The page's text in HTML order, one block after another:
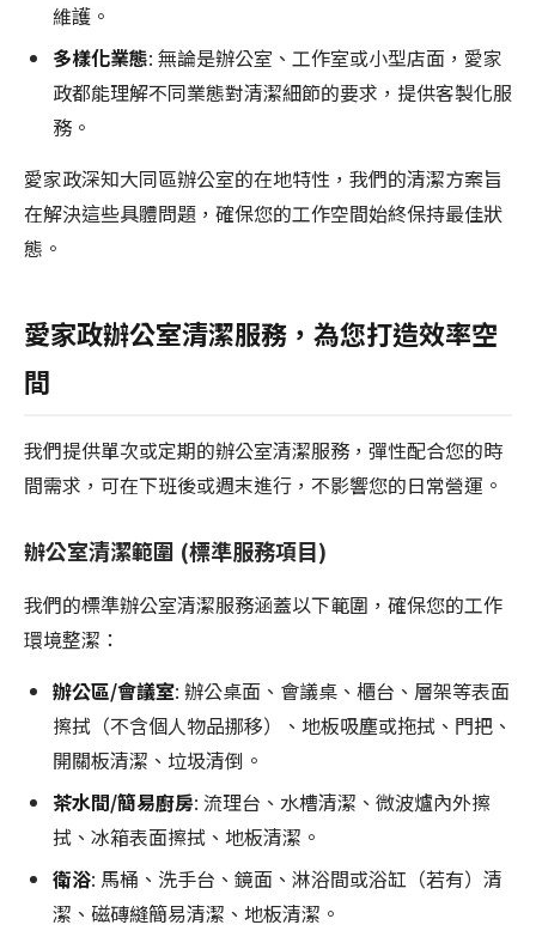
維護。
多樣化業態: 無論是辦公室、工作室或小型店面，愛家
政都能理解不同業態對清潔細節的要求，提供客製化服
務。
愛家政深知大同區辦公室的在地特性，我們的清潔方案旨
在解決這些具體問題，確保您的工作空間始終保持最佳狀
態。
愛家政辦公室清潔服務，為您打造效率空
間
我們提供單次或定期的辦公室清潔服務，彈性配合您的時
間需求，可在下班後或週末進行，不影響您的日常營運。
辦公室清潔範圍 (標準服務項目)
我們的標準辦公室清潔服務涵蓋以下範圍，確保您的工作
環境整潔：
辦公區/會議室: 辦公桌面、會議桌、櫃台、層架等表面
擦拭（不含個人物品挪移）、地板吸塵或拖拭、門把、
開關板清潔、垃圾清倒。
茶水間/簡易廚房: 流理台、水槽清潔、微波爐內外擦
拭、冰箱表面擦拭、地板清潔。
衛浴: 馬桶、洗手台、鏡面、淋浴間或浴缸（若有）清
潔、磁磚縫簡易清潔、地板清潔。